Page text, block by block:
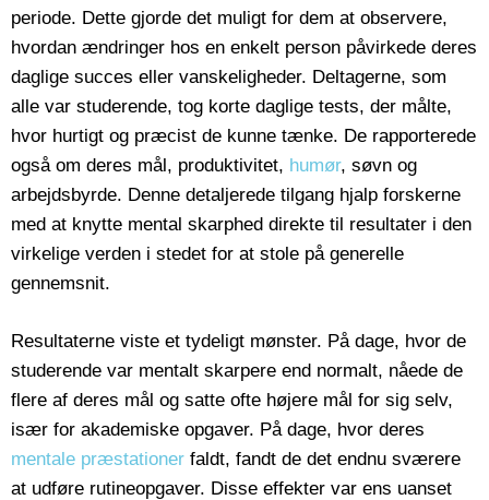
periode. Dette gjorde det muligt for dem at observere,
hvordan ændringer hos en enkelt person påvirkede deres
daglige succes eller vanskeligheder. Deltagerne, som
alle var studerende, tog korte daglige tests, der målte,
hvor hurtigt og præcist de kunne tænke. De rapporterede
også om deres mål, produktivitet, humør, søvn og
arbejdsbyrde. Denne detaljerede tilgang hjalp forskerne
med at knytte mental skarphed direkte til resultater i den
virkelige verden i stedet for at stole på generelle
gennemsnit.
Resultaterne viste et tydeligt mønster. På dage, hvor de
studerende var mentalt skarpere end normalt, nåede de
flere af deres mål og satte ofte højere mål for sig selv,
især for akademiske opgaver. På dage, hvor deres
mentale præstationer faldt, fandt de det endnu sværere
at udføre rutineopgaver. Disse effekter var ens uanset